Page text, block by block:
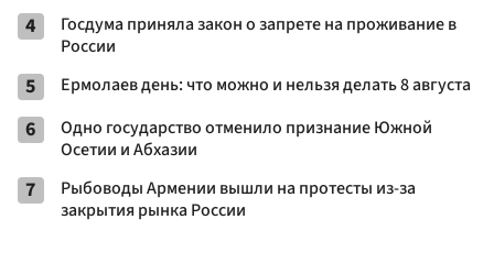
4
Госдума приняла закон о запрете на проживание в
России
5 Ермолаев день: что можно и нельзя делать 8 августа
6
Одно государство отменило признание Южной
Осетии и Абхазии
7
Рыбоводы Армении вышли на протесты из-за
закрытия рынка России